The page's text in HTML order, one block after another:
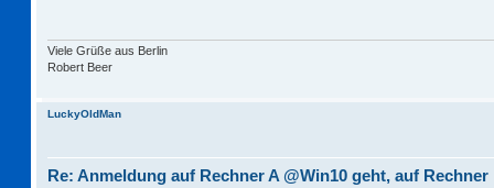
Viele Grüße aus Berlin
Robert Beer
LuckyOldMan
Re: Anmeldung auf Rechner A @Win10 geht, auf